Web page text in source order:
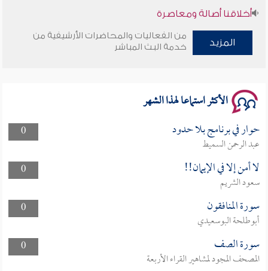
أخلاقنا أصالة ومعاصرة
وأمنهم من خوف 9
المزيد
من الفعاليات والمحاضرات الأرشيفية من
خدمة البث المباشر
الأكثر استماعا لهذا الشهر
0 حوار في برنامج بلا حدود
عبد الرحمن السميط
0
لا أمن إلا في الإيمان!!
سعود الشريم
0
سورة المنافقون
أبوطلحة البوسعيدي
0
سورة الصف
المصحف المجود لمشاهير القراء الأربعة